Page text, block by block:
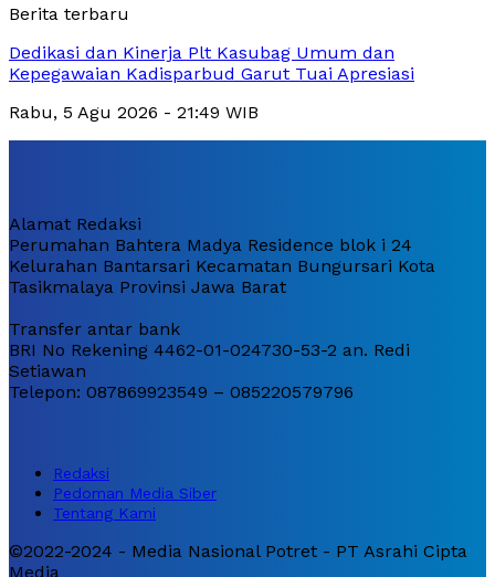
Berita terbaru
Dedikasi dan Kinerja Plt Kasubag Umum dan
Kepegawaian Kadisparbud Garut Tuai Apresiasi
Rabu, 5 Agu 2026 - 21:49 WIB
Alamat Redaksi
Perumahan Bahtera Madya Residence blok i 24
Kelurahan Bantarsari Kecamatan Bungursari Kota
Tasikmalaya Provinsi Jawa Barat
Transfer antar bank
BRI No Rekening 4462-01-024730-53-2 an. Redi
Setiawan
Telepon: 087869923549 – 085220579796
Redaksi
Pedoman Media Siber
Tentang Kami
©2022-2024 - Media Nasional Potret - PT Asrahi Cipta
Media